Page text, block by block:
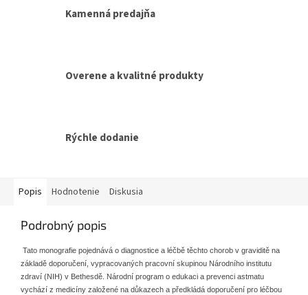
Kamenná predajňa
Overene a kvalitné produkty
Rýchle dodanie
Popis Hodnotenie Diskusia
Podrobný popis
Tato monografie pojednává o diagnostice a léčbě těchto chorob v graviditě na
základě doporučení, vypracovaných pracovní skupinou Národního institutu
zdraví (NIH) v Bethesdě. Národní program o edukaci a prevenci astmatu
vychází z medicíny založené na důkazech a předkládá doporučení pro léčbou